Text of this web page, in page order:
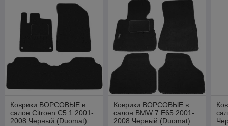
Коврики ВОРСОВЫЕ в
салон Citroen C5 1 2001-
2008 Черный (Duomat)
Коврики ВОРСОВЫЕ в
салон BMW 7 E65 2001-
2008 Черный (Duomat)